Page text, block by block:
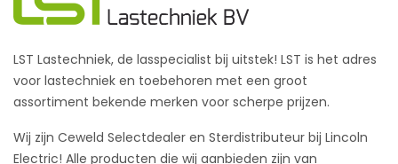
LST Lastechniek, de lasspecialist bij uitstek! LST is het adres
voor lastechniek en toebehoren met een groot
assortiment bekende merken voor scherpe prijzen.
Wij zijn Ceweld Selectdealer en Sterdistributeur bij Lincoln
Electric! Alle producten die wij aanbieden zijn van